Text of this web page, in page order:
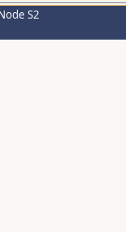
S2